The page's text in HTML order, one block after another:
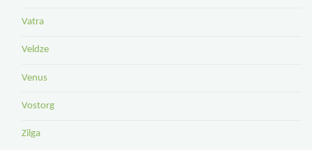
Vatra
Veldze
Venus
Vostorg
Zilga